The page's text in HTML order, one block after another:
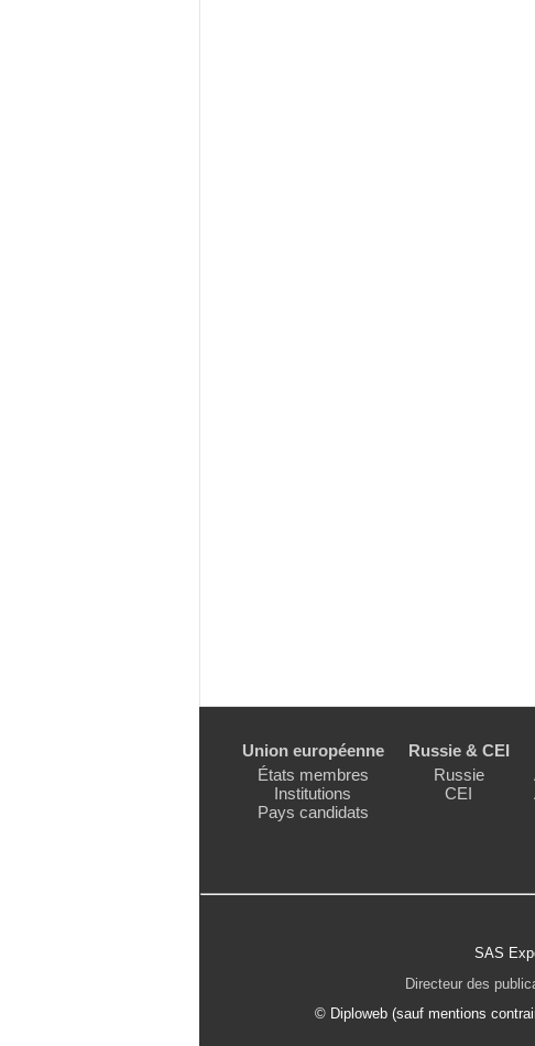
Union européenne
États membres
Institutions
Pays candidats
Russie & CEI
Russie
CEI
SAS
Directeur des
© Diploweb (sauf mentions